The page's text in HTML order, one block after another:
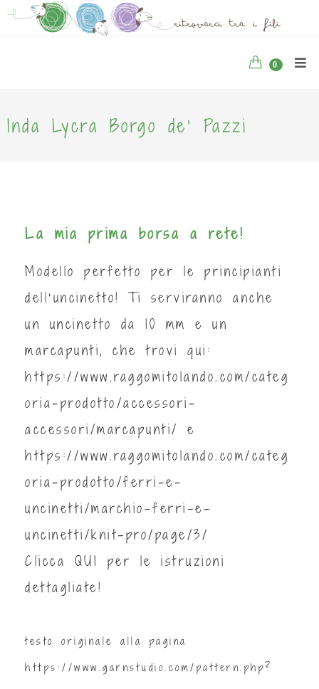
0
Inda Lycra Borgo de' Pazzi
La mia prima borsa a rete!
Modello perfetto per le principianti
dell'uncinetto! Ti serviranno anche
un uncinetto da 10 mm e un
marcapunti, che trovi qui:
https://www.raggomitolando.com/categ
oria-prodotto/accessori-
accessori/marcapunti/ e
https://www.raggomitolando.com/categ
oria-prodotto/ferri-e-
uncinetti/marchio-ferri-e-
uncinetti/knit-pro/page/3/
Clicca QUI
per le istruzioni
dettagliate!
testo originale alla pagina
https://www.garnstudio.com/pattern.php?